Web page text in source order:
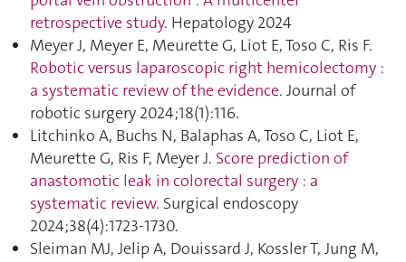
retrospective study. Hepatology 2024
Meyer J, Meyer E, Meurette G, Liot E, Toso C, Ris F.
Robotic versus laparoscopic right hemicolectomy :
a systematic review of the evidence. Journal of
robotic surgery 2024;18(1):116.
Litchinko A, Buchs N, Balaphas A, Toso C, Liot E,
Meurette G, Ris F, Meyer J. Score prediction of
anastomotic leak in colorectal surgery : a
systematic review. Surgical endoscopy
2024;38(4):1723‑1730.
Sleiman MJ, Jelip A, Douissard J, Kossler T, Jung M,